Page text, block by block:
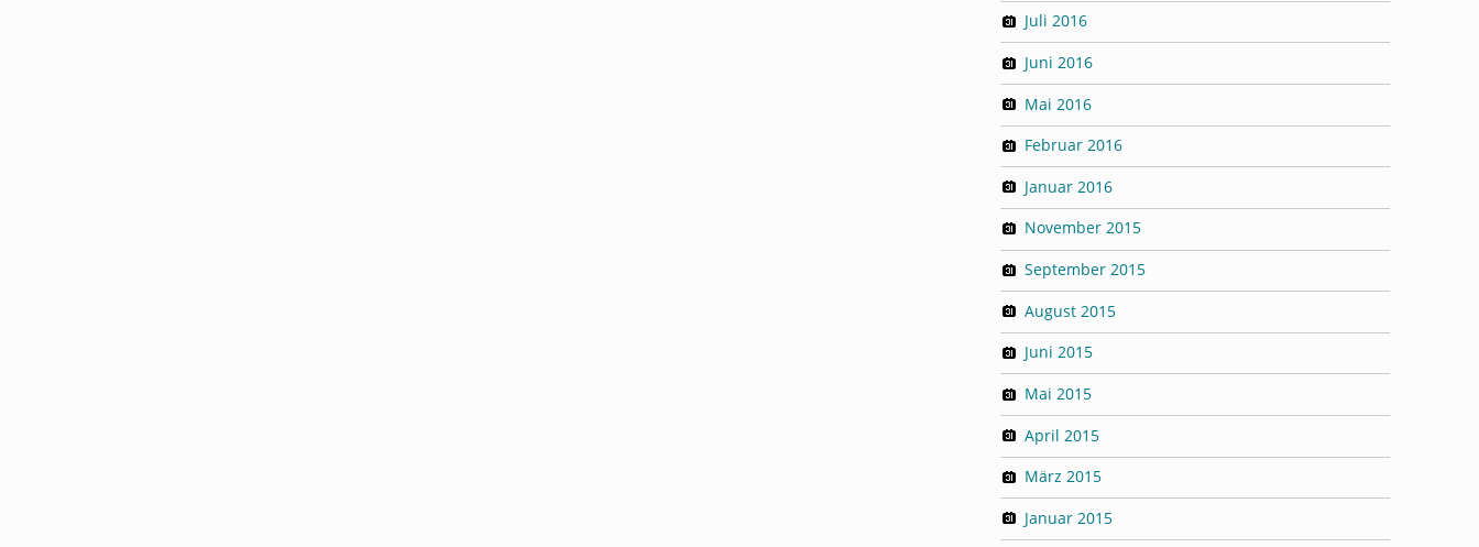
Juli 2016
Juni 2016
Mai 2016
Februar 2016
Januar 2016
November 2015
September 2015
August 2015
Juni 2015
Mai 2015
April 2015
März 2015
Januar 2015